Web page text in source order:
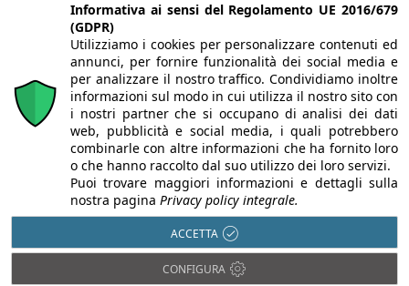
Chi siamo Autori Per la tua pubblicità
Iscriviti alla
newsletter
Infobuild è testata registrata presso il Tribunale di Milano al n° 63
dell’8/3/2013 - ISSN 2282-2267
Informativa ai sensi del Regolamento UE 2016/679
(GDPR)
Utilizziamo i cookies per personalizzare contenuti ed
annunci, per fornire funzionalità dei social media e
per analizzare il nostro traffico. Condividiamo inoltre
informazioni sul modo in cui utilizza il nostro sito con
i nostri partner che si occupano di analisi dei dati
web, pubblicità e social media, i quali potrebbero
combinarle con altre informazioni che ha fornito loro
o che hanno raccolto dal suo utilizzo dei loro servizi.
Puoi trovare maggiori informazioni e dettagli sulla
nostra pagina Privacy policy integrale.
ACCETTA
CONFIGURA